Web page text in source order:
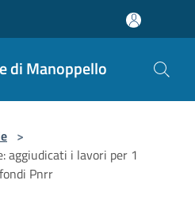
di Manoppello
>
aggiudicati i lavori per 1
Pnrr